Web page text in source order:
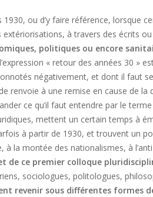
ou d’y faire référence, lorsque
à travers des écrits
politiques ou encore
« retour des années 30 »
négativement, et dont il faut
renvoie à une remise en cause de la
ce qu’il faut entendre par le
mettent un certain temps à
à partir de 1930, et trouvent un
la montée des nationalismes, à
de ce premier colloque
sociologues, politologues,
revenir sous différentes formes